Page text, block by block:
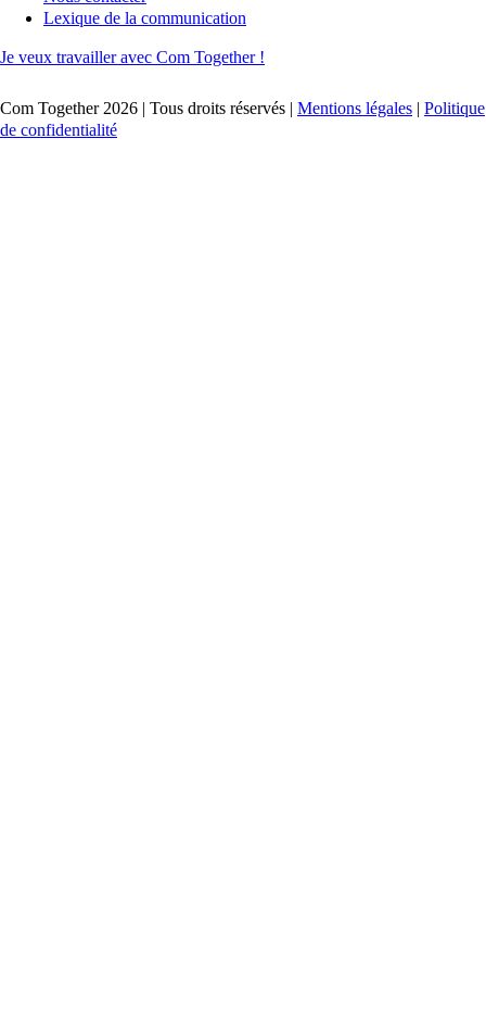
Lexique de la communication
Je veux travailler avec Com Together !
Com Together 2026 | Tous droits réservés | Mentions légales | Politique
de confidentialité